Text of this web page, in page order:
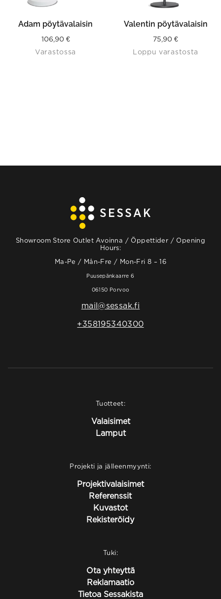
Adam pöytävalaisin
106,90 €
Varastossa
Valentin pöytävalaisin
75,90 €
Loppu varastosta
Showroom Store Outlet Avoinna / Öppettider / Opening
Hours:
Ma-Pe / Mån-Fre / Mon-Fri 8 – 16
Puusepänkaarre 6
06150 Porvoo
mail@sessak.fi
+358195340300
Tuotteet:
Valaisimet
Lamput
Projekti ja jälleenmyynti:
Projektivalaisimet
Referenssit
Kuvastot
Rekisteröidy
Tuki:
Ota yhteyttä
Reklamaatio
Tietoa Sessakista